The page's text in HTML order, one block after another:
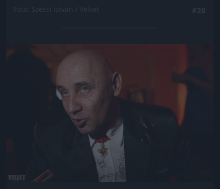
Jön még kép!